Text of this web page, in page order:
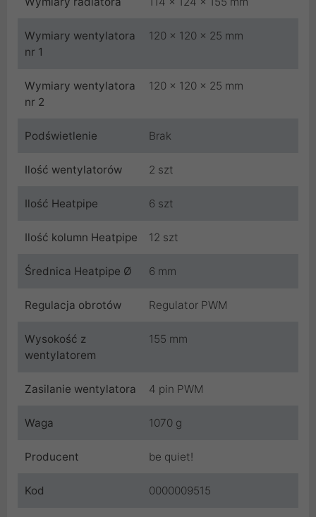
Wymiary wentylatora
nr 1
120 x 120 x 25 mm
Wymiary wentylatora
nr 2
120 x 120 x 25 mm
Podświetlenie Brak
Ilość wentylatorów 2 szt
Ilość Heatpipe 6 szt
Ilość kolumn Heatpipe 12 szt
Średnica Heatpipe Ø 6 mm
Regulacja obrotów Regulator PWM
Wysokość z
wentylatorem
155 mm
Zasilanie wentylatora 4 pin PWM
Waga 1070 g
Producent be quiet!
Kod 0000009515